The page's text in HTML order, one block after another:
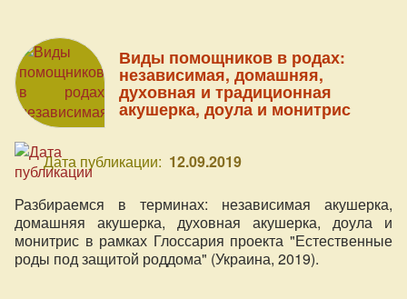
Виды помощников в родах:
независимая, домашняя,
духовная и традиционная
акушерка, доула и монитрис
Дата публикации: 12.09.2019
Разбираемся в терминах: независимая акушерка,
домашняя акушерка, духовная акушерка, доула и
монитрис в рамках Глоссария проекта "Естественные
роды под защитой роддома" (Украина, 2019).